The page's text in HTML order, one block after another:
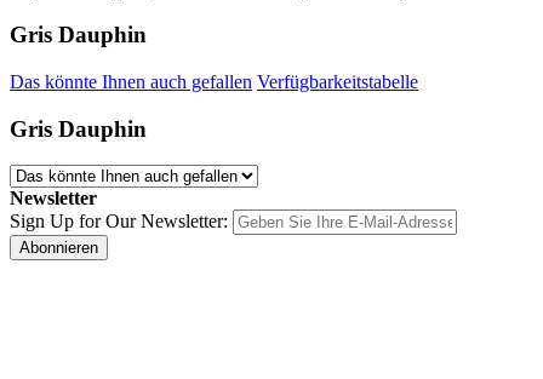
Gris Dauphin
Das könnte Ihnen auch gefallen Verfügbarkeitstabelle
Gris Dauphin
Newsletter
Sign Up for Our Newsletter:
Abonnieren